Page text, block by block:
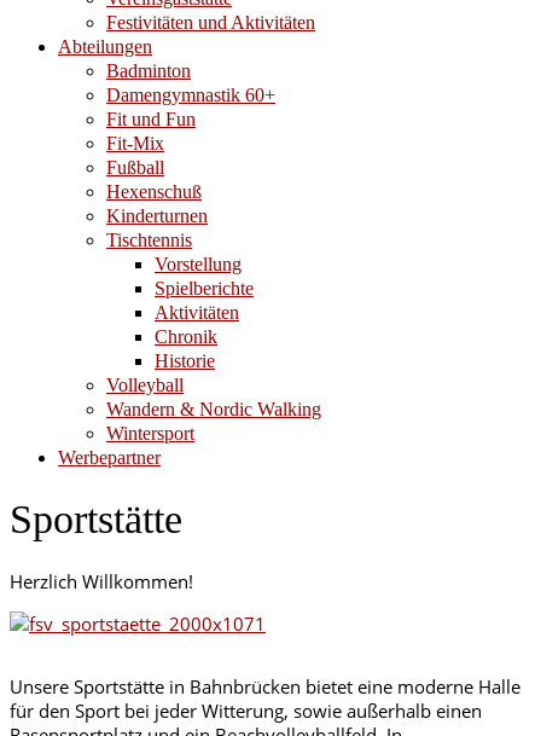
Festivitäten und Aktivitäten
Abteilungen
Badminton
Damengymnastik 60+
Fit und Fun
Fit-Mix
Fußball
Hexenschuß
Kinderturnen
Tischtennis
Vorstellung
Spielberichte
Aktivitäten
Chronik
Historie
Volleyball
Wandern & Nordic Walking
Wintersport
Werbepartner
Sportstätte
Herzlich Willkommen!
Unsere Sportstätte in Bahnbrücken bietet eine moderne Halle
für den Sport bei jeder Witterung, sowie außerhalb einen